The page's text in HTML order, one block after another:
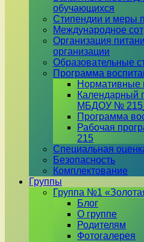
обучающихся
Стипендии и меры
Международное
Организация
организации
Образовательные
Программа
Нормативные
Календарный
МБДОУ №
Программа
Рабочая
215
Специальная
Безопасность
Комплектование
Группы
Группа №1
Блог
О группе
Родителям
Фотогалерея